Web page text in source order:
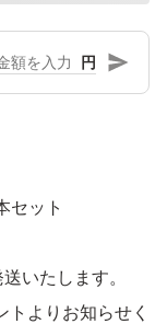
円
セット
いたします。
よりお知らせく